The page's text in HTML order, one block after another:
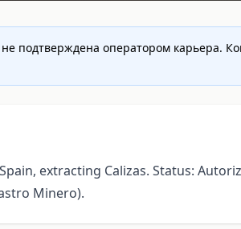
подтверждена оператором карьера.
extracting Calizas. Status:
Minero).